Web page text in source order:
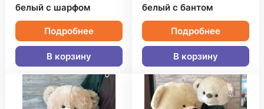
белый с шарфом
Подробнее
В корзину
белый с бантом
Подробнее
В корзину